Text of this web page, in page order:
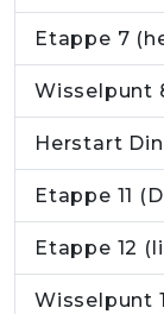
Etappe 7
Wisselpunt
Herstart
Etappe 11
Etappe 12
Wisselpunt